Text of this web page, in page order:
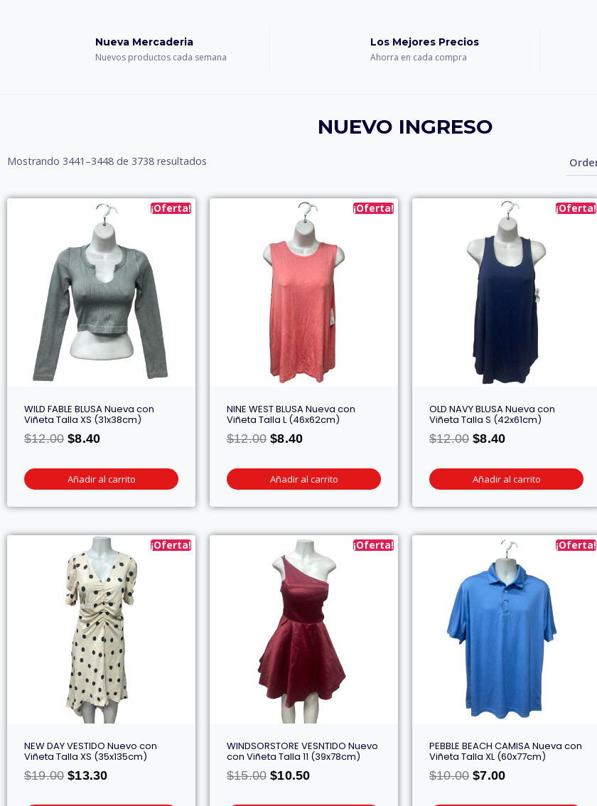
Nueva Mercaderia
Nuevos productos cada semana
Los Mejores Precios
Ahorra en cada compra
NUEVO INGRESO
Mostrando 3441–3448 de 3738 resultados
¡Oferta!
WILD FABLE BLUSA Nueva con
Viñeta Talla XS (31x38cm)
$12.00 $8.40
Añadir al carrito
¡Oferta!
NINE WEST BLUSA Nueva con
Viñeta Talla L (46x62cm)
$12.00 $8.40
Añadir al carrito
¡Oferta!
OLD NAVY BLUSA Nueva con
Viñeta Talla S (42x61cm)
$12.00 $8.40
Añadir al carrito
¡Oferta!
NEW DAY VESTIDO Nuevo con
Viñeta Talla XS (35x135cm)
$19.00 $13.30
¡Oferta!
WINDSORSTORE VESNTIDO Nuevo
con Viñeta Talla 11 (39x78cm)
$15.00 $10.50
¡Oferta!
PEBBLE BEACH CAMISA Nueva con
Viñeta Talla XL (60x77cm)
$10.00 $7.00